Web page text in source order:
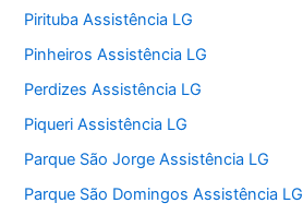
Pirituba Assistência LG
Pinheiros Assistência LG
Perdizes Assistência LG
Piqueri Assistência LG
Parque São Jorge Assistência LG
Parque São Domingos Assistência LG